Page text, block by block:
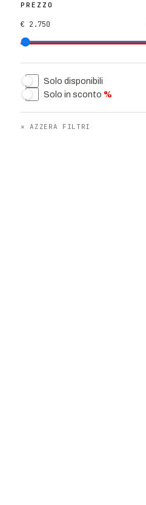
PREZZO
€ 2.750
Solo disponibili
Solo in sconto %
✕AZZERA FILTRI